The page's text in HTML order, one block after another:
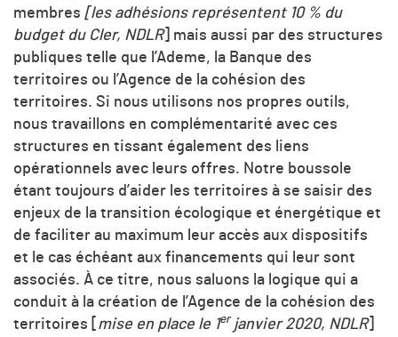
membres [les adhésions représentent 10 % du
budget du Cler, NDLR] mais aussi par des structures
publiques telle que l’Ademe, la Banque des
territoires ou l’Agence de la cohésion des
territoires. Si nous utilisons nos propres outils,
nous travaillons en complémentarité avec ces
structures en tissant également des liens
opérationnels avec leurs offres. Notre boussole
étant toujours d’aider les territoires à se saisir des
enjeux de la transition écologique et énergétique et
de faciliter au maximum leur accès aux dispositifs
et le cas échéant aux financements qui leur sont
associés. À ce titre, nous saluons la logique qui a
conduit à la création de l’Agence de la cohésion des
territoires [ mise en place le 1er janvier 2020, NDLR]